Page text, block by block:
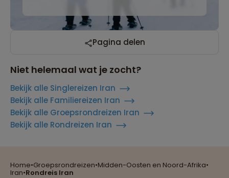
Home•Groepsrondreizen•Midden-Oosten en Noord-Afrika•
Iran•Rondreis Iran
Pagina delen
Niet helemaal wat je zocht?
Bekijk alle Singlereizen Iran
Bekijk alle Familiereizen Iran
Bekijk alle Groepsrondreizen Iran
Bekijk alle Rondreizen Iran
Reizen met oog voor mens, cultuur en milieu